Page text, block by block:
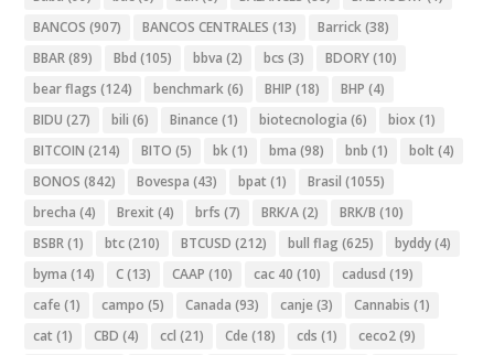
BANCOS (907) BANCOS CENTRALES (13) Barrick(38)
BBAR(89) Bbd (105) bbva (2) bcs (3) BDORY(10)
bear flags (124) benchmark(6) BHIP (18) BHP (4)
BIDU (27) bili (6) Binance (1) biotecnologia (6) biox (1)
BITCOIN (214) BITO (5) bk(1) bma (98) bnb (1) bolt (4)
BONOS (842) Bovespa (43) bpat (1) Brasil (1055)
brecha (4) Brexit (4) brfs (7) BRK/A(2) BRK/B (10)
BSBR(1) btc(210) BTCUSD (212) bull flag (625) byddy(4)
byma (14) C(13) CAAP (10) cac 40 (10) cadusd (19)
cafe (1) campo (5) Canada (93) canje (3) Cannabis (1)
cat (1) CBD (4) ccl (21) Cde (18) cds (1) ceco2(9)